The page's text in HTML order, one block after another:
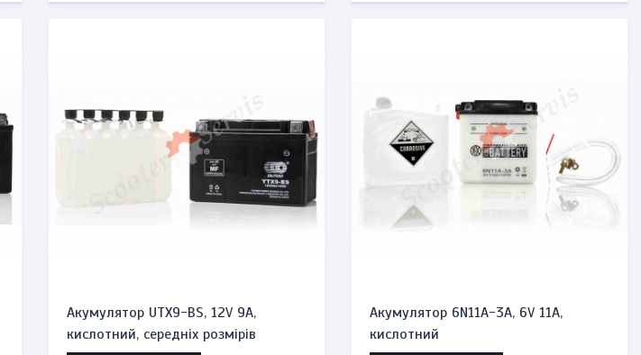
Акумулятор UTX9-BS, 12V 9A,
кислотний, середніх розмірів
Акумулятор 6N11A-3A, 6V 11A,
кислотний